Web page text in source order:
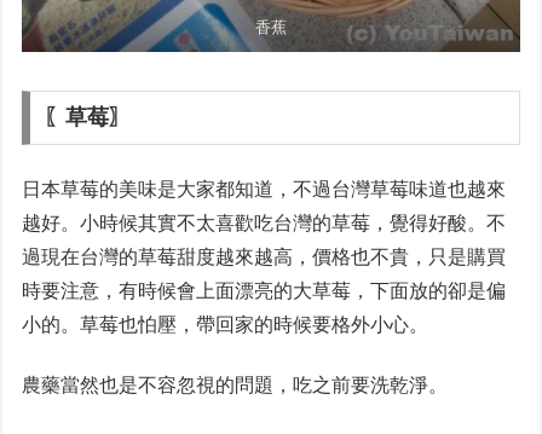
香蕉
〖草莓〗
日本草莓的美味是大家都知道，不過台灣草莓味道也越來
越好。小時候其實不太喜歡吃台灣的草莓，覺得好酸。不
過現在台灣的草莓甜度越來越高，價格也不貴，只是購買
時要注意，有時候會上面漂亮的大草莓，下面放的卻是偏
小的。草莓也怕壓，帶回家的時候要格外小心。
農藥當然也是不容忽視的問題，吃之前要洗乾淨。